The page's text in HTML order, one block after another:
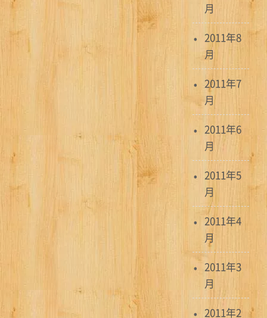
月
2011年8
月
2011年7
月
2011年6
月
2011年5
月
2011年4
月
2011年3
月
2011年2